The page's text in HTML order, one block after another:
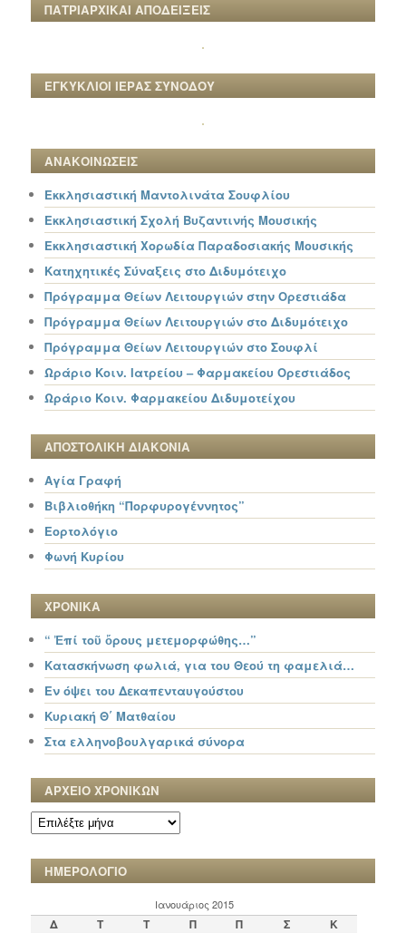
ΠΑΤΡΙΑΡΧΙΚΑΙ ΑΠΟΔΕΙΞΕΙΣ
ΕΓΚΥΚΛΙΟΙ ΙΕΡΑΣ ΣΥΝΟΔΟΥ
ΑΝΑΚΟΙΝΩΣΕΙΣ
Εκκλησιαστική Μαντολινάτα Σουφλίου
Εκκλησιαστική Σχολή Βυζαντινής Μουσικής
Εκκλησιαστική Χορωδία Παραδοσιακής Μουσικής
Κατηχητικές Σύναξεις στο Διδυμότειχο
Πρόγραμμα Θείων Λειτουργιών στην Ορεστιάδα
Πρόγραμμα Θείων Λειτουργιών στο Διδυμότειχο
Πρόγραμμα Θείων Λειτουργιών στο Σουφλί
Ωράριο Κοιν. Ιατρείου – Φαρμακείου Ορεστιάδος
Ωράριο Κοιν. Φαρμακείου Διδυμοτείχου
ΑΠΟΣΤΟΛΙΚΗ ΔΙΑΚΟΝΙΑ
Αγία Γραφή
Βιβλιοθήκη “Πορφυρογέννητος”
Εορτολόγιο
Φωνή Κυρίου
ΧΡΟΝΙΚΑ
“ Ἐπί τοῦ ὄρους μετεμορφώθης…”
Κατασκήνωση φωλιά, για του Θεού τη φαμελιά…
Εν όψει του Δεκαπενταυγούστου
Κυριακή Θ΄ Ματθαίου
Στα ελληνοβουλγαρικά σύνορα
ΑΡΧΕΙΟ ΧΡΟΝΙΚΩΝ
ΑΡΧΕΙΟ
ΧΡΟΝΙΚΩΝ
ΗΜΕΡΟΛΟΓΙΟ
Ιανουάριος 2015
Δ Τ Τ Π Π Σ Κ